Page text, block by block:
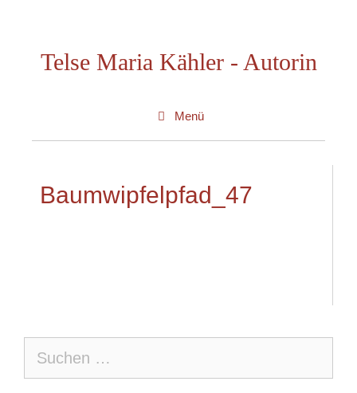
springenTelse Maria Kähler - Autorin
Menü
Baumwipfelpfad_47
nach: